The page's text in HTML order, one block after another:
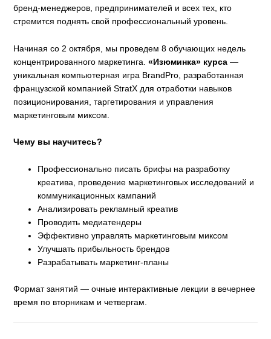
бренд-менеджеров, предпринимателей и всех тех, кто
стремится поднять свой профессиональный уровень.
Начиная со 2 октября, мы проведем 8 обучающих недель
концентрированного маркетинга.«Изюминка» курса —
уникальная компьютерная игра BrandPro, разработанная
французской компанией StratX для отработки навыков
позиционирования, таргетирования и управления
маркетинговым миксом.
Чему вы научитесь?
Профессионально писать брифы на разработку
креатива, проведение маркетинговых исследований и
коммуникационных кампаний
Анализировать рекламный креатив
Проводить медиатендеры
Эффективно управлять маркетинговым миксом
Улучшать прибыльность брендов
Разрабатывать маркетинг-планы
Формат занятий — очные интерактивные лекции в вечернее
время по вторникам и четвергам.